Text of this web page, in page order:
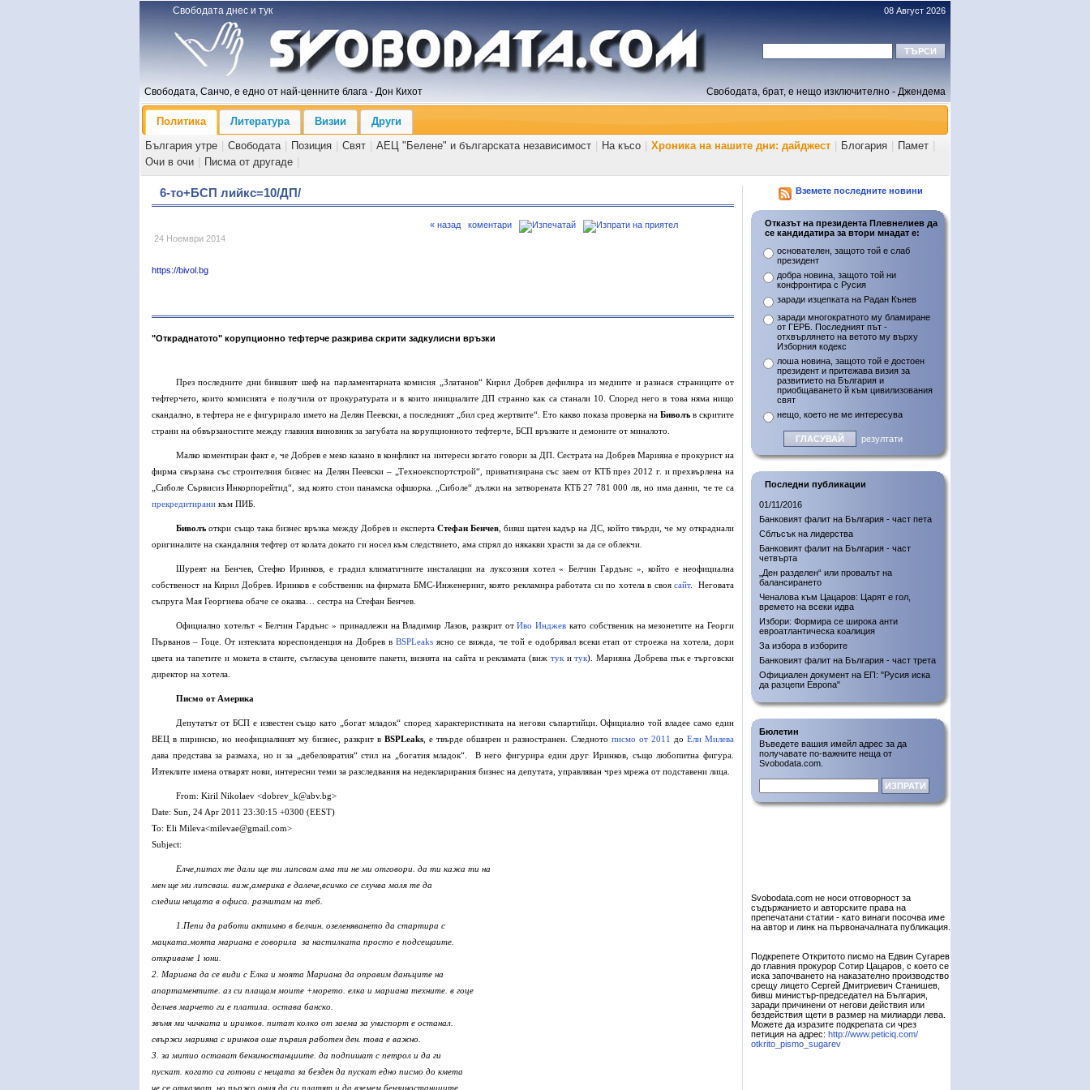
Свободата днес и тук 08 Август 2026
Свободата, Санчо, е едно от най-ценните блага - Дон Кихот Свободата, брат, е нещо изключително - Джендема
Политика Литература Визии
Други
България утре
Свободата Позиция Свят АЕЦ "Белене" и българската независимост На късо Хроника на нашите дни: дайджест Блогария Памет
Очи в очи
Писма от другаде
6-то+БСП лийкс=10/ДП/
24 Ноември 2014
« назад коментари
https://bivol.bg
"Откраднатото" корупционно тефтерче разкрива скрити задкулисни връзки
През последните дни бившият шеф на парламентарната комисия „Златанов“ Кирил Добрев дефилира из медиите и разнася страниците от
тефтерчето, които комисията е получила от прокуратурата и в които инициалите ДП странно как са станали 10. Според него в това няма нищо
скандално, в тефтера не е фигурирало името на Делян Пеевски, а последният „бил сред жертвите“. Ето какво показа проверка на Биволъв скритите
страни на обвързаностите между главния виновник за загубата на корупционното тефтерче, БСП връзките и демоните от миналото.
Малко коментиран факт е, че Добрев е меко казано в конфликт на интереси когато говори за ДП. Сестрата на Добрев Марияна е прокурист на
фирма свързана със строителния бизнес на Делян Пеевски – „Техноекспортстрой“, приватизирана със заем от КТБ през 2012 г. и прехвърлена на
„Сиболе Сървисиз Инкорпорейтид“, зад която стои панамска офшорка. „Сиболе“ дължи на затворената КТБ 27 781 000 лв, но има данни, че те са
прекредитирани към ПИБ.
Биволъоткри също така бизнес връзка между Добрев и експерта Стефан Бенчев , бивш щатен кадър на ДС, който твърди, че му откраднали
оригиналите на скандалния тефтер от колата докато ги носел към следствието, ама спрял до някакви храсти за да се облекчи.
Шуреят на Бенчев, Стефко Иринков, е градил климатичните инсталации на луксозния хотел « Белчин Гардънс », който е неофициална
собственост на Кирил Добрев. Иринков е собственик на фирмата БМС-Инженеринг, която рекламира работата си по хотела в своя сайт. Неговата
съпруга Мая Георгиева обаче се оказва… сестра на Стефан Бенчев.
Официално хотелът « Белчин Гардънс » принадлежи на Владимир Лазов, разкрит отИво Инджев като собственик на мезонетите на Георги
Първанов – Гоце. От изтеклата кореспонденция на Добрев вBSPLeaks ясно се вижда, че той е одобрявал всеки етап от строежа на хотела, дори
цвета на тапетите и мокета в стаите, съгласува ценовите пакети, визията на сайта и рекламата (виж тукитук). Марияна Добрева пък е търговски
директор на хотела.
Писмо от Америка
Депутатът от БСП е известен също като „богат младок“ според характеристиката на негови съпартийци. Официално той владее само един
ВЕЦ в пиринско, но неофициалният му бизнес, разкрит в BSPLeaks , е твърде обширен и разностранен. Следното писмо от 2011 до Ели Милева
дава представа за размаха, но и за „дебеловратия“ стил на „богатия младок“. В него фигурира един друг Иринков, също любопитна фигура.
Изтеклите имена отварят нови, интересни теми за разследвания на недекларирания бизнес на депутата, управляван чрез мрежа от подставени лица.
From: Kiril Nikolaev <dobrev_k@abv.bg>
Date: Sun, 24 Apr 2011 23:30:15 +0300 (EEST)
To: Eli Mileva<milevae@gmail.com>
Subject:
Елче,питах те дали ще ти липсвам ама ти не ми отговори. да ти кажа ти на
мен ще ми липсваш. виж,америка е далече,всичко се случва моля те да
следиш нещата в офиса. разчитам на теб.
1.Пепи да работи актимно в белчин. озеленяването да стартира с
мацката.моята мариана е говорила за настилката просто е подсещаите.
откриване 1 юни.
2. Мариана да се види с Елка и моята Мариана да оправим данъците на
апартаментите. аз си плащам моите +морето. елка и мариана техните. в гоце
делчев марчето ги е платила. остава банско.
звъня ми чичката и иринков. питат колко от заема за униспорт е останал.
свържи марияна с иринков оше първия работен ден. това е важно.
3. за митио остават бензиностанциите. да подпишат с петрол и да ги
пускат. когато са готови с нещата за безден да пускат едно писмо до кмета
че се отказват, но пържо ония да си платят и да вземем бензиностанциите.
Вземете последните новини
Отказът на президента Плевнелиев да
се кандидатира за втори мнадат е:
основателен, защото той е слаб
президент
добра новина, защото той ни
конфронтира с Русия
заради изцепката на Радан Кънев
заради многократното му бламиране
от ГЕРБ. Последният път -
отхвърлянето на ветото му върху
Изборния кодекс
лоша новина, защото той е достоен
президент и притежава визия за
развитието на България и
приобщаването й към цивилизования
свят
нещо, което не ме интересува
резултати
Последни публикации
01/11/2016
Банковият фалит на България - част пета
Сблъсък на лидерства
Банковият фалит на България - част
четвърта
„Ден разделен“ или провалът на
балансирането
Ченалова към Цацаров: Царят е гол,
времето на всеки идва
Избори: Формира се широка анти
евроатлантическа коалиция
За избора в изборите
Банковият фалит на България - част трета
Официален документ на ЕП: "Русия иска
да разцепи Европа"
Бюлетин
Въведете вашия имейл адрес за да
получавате по-важните неща от
Svobodata.com.
Svobodata.com не носи отговорност за
съдържанието и авторските права на
препечатани статии - като винаги посочва име
на автор и линк на първоначалната публикация.
Подкрепете Откритото писмо на Едвин Сугарев
до главния прокурор Сотир Цацаров, с което се
иска започването на наказателно производство
срещу лицето Сергей Дмитриевич Станишев,
бивш министър-председател на България,
заради причинени от негови действия или
бездействия щети в размер на милиарди лева.
Можете да изразите подкрепата си чрез
петиция на адрес: http://www.peticiq.com/
otkrito_pismo_sugarev